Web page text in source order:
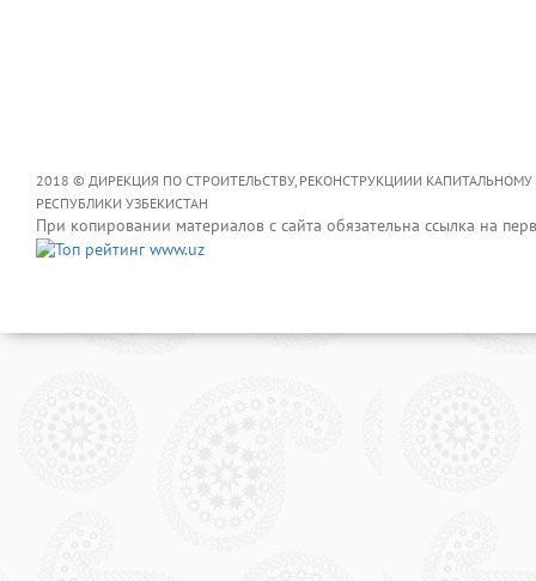
2018 © ДИРЕКЦИЯ ПО СТРОИТЕЛЬСТВУ, РЕКОНСТРУКЦИИИ
РЕСПУБЛИКИ УЗБЕКИСТАН
При копировании материалов с сайта обязательна ссылка на